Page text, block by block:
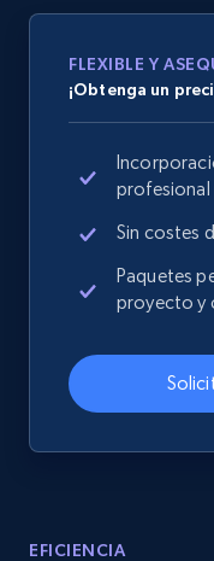
Collecting
Title, Seller
price, Currency,
more.
2.1K+
Amazon
products by
Title, Seller
price, Currency,
more.
FLEXIBLE Y
¡Obtenga un
profesional
Sin costes
Paquetes
proyecto y
EFICIENCIA